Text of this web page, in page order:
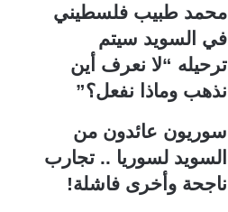
ب
ق
ل
محمد طبيب فلسطيني
في السويد سيتم
ترحيله “لا نعرف أين
نذهب وماذا نفعل؟”
سوريون عائدون من
السويد لسوريا .. تجارب
ناجحة وأخرى فاشلة!